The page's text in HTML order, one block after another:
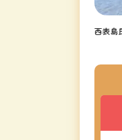
西表島